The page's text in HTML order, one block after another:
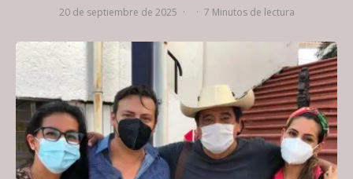
20 de septiembre de 2025 · · 7 Minutos de lectura